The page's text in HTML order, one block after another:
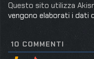
Questo sito utilizza
vengono elaborati i dati
10 COMMENTI